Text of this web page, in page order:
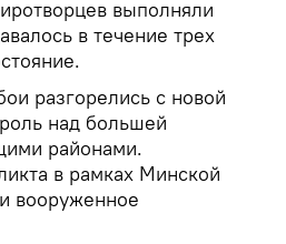
выполняли
в течение трех
разгорелись с новой
над большей
районами.
в рамках Минской
вооруженное